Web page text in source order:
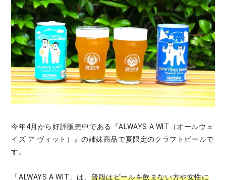
今年4月から好評販売中である『ALWAYS A WIT（オールウェ
イズ ア ヴィット）』の姉妹商品で夏限定のクラフトビールで
す。
「ALWAYS A WIT」は、 普段はビールを飲まない方や女性に